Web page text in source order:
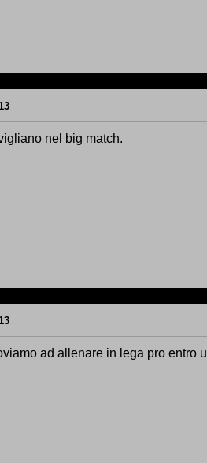
nel big match.
ad allenare in lega pro entro